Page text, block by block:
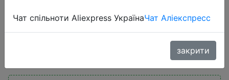
Чат спільноти Aliexpress УкраїнаЧат Аліекспресс
закрити